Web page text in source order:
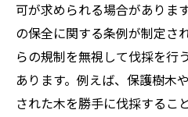
可が求められる場合がありま
の保全に関する条例が制定さ
らの規制を無視して伐採を行
あります。例えば、保護樹木
された木を勝手に伐採するこ